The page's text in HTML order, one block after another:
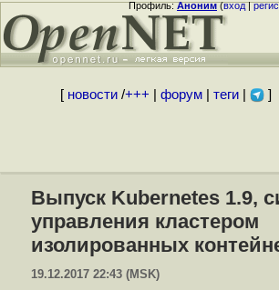
Профиль:Аноним(вход|
[ новости/+++ форум| теги| ]
Выпуск Kubernetes 1.9,
управления кластером
изолированных
19.12.2017 22:43 (MSK)